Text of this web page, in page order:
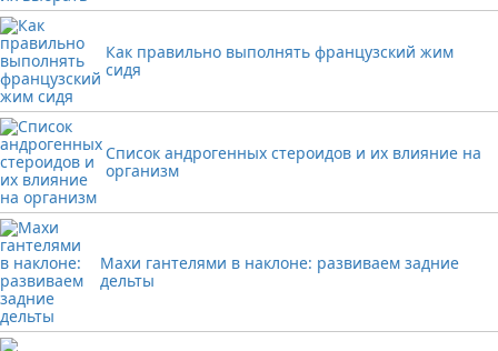
Как правильно выполнять французский жим
сидя
Список андрогенных стероидов и их влияние на
организм
Махи гантелями в наклоне: развиваем задние
дельты